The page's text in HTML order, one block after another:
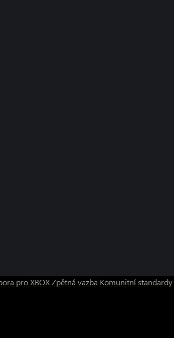
pro XBOXZpětná vazba Komunitní standardy